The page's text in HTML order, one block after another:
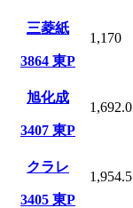
三菱紙
3864 東P
1,170
旭化成
3407 東P
1,692.0
クラレ
3405 東P
1,954.5